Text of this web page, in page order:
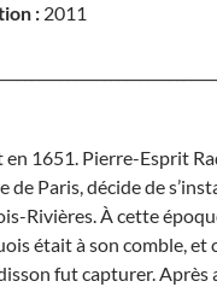
: 2011
en 1651. Pierre-Esprit
de Paris, décide de
Rivières. À cette
était à son comble, et
fut capturer. Après